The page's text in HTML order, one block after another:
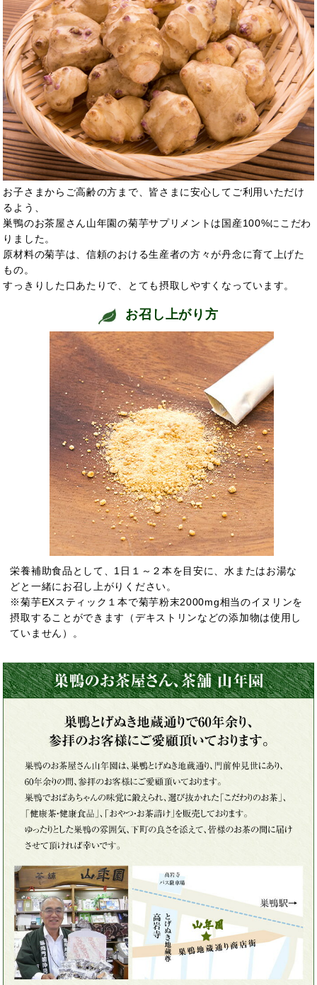
お子さまからご高齢の方まで、皆さまに安心してご利用いただけ
るよう、
巣鴨のお茶屋さん山年園の菊芋サプリメントは国産100%にこだわ
りました。
原材料の菊芋は、信頼のおける生産者の方々が丹念に育て上げた
もの。
すっきりした口あたりで、とても摂取しやすくなっています。
お召し上がり方
栄養補助食品として、1日１～２本を目安に、水またはお湯な
どと一緒にお召し上がりください。
※菊芋EXスティック１本で菊芋粉末2000mg相当のイヌリンを
摂取することができます（デキストリンなどの添加物は使用し
ていません）。